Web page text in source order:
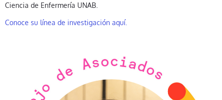
Ciencia de Enfermería UNAB.
Conoce su línea de investigación aquí.